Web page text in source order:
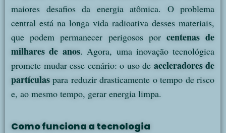
maiores desafios da energia atômica. O problema
central está na longa vida radioativa desses materiais,
que podem permanecer perigosos porcentenas de
milhares de anos. Agora, uma inovação tecnológica
promete mudar esse cenário: o uso de aceleradores de
partículas para reduzir drasticamente o tempo de risco
e, ao mesmo tempo, gerar energia limpa.
Como funciona a tecnologia